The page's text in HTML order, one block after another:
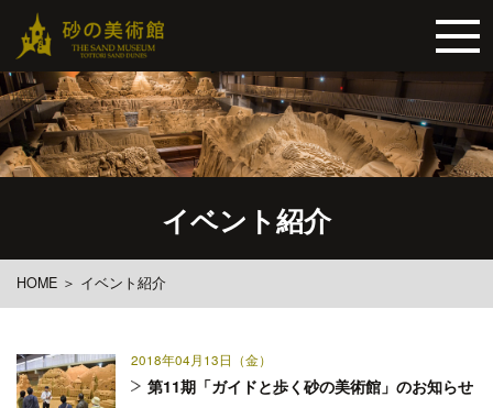
イベント紹介
HOME ＞ イベント紹介
2018年04月13日（金）
第11期「ガイドと歩く砂の美術館」のお知らせ